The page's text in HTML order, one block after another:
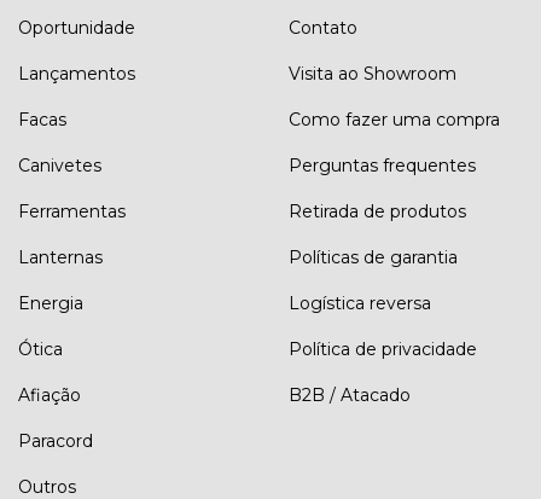
Oportunidade
Lançamentos
Facas
Canivetes
Ferramentas
Lanternas
Energia
Ótica
Afiação
Paracord
Outros
Contato
Visita ao Showroom
Como fazer uma compra
Perguntas frequentes
Retirada de produtos
Políticas de garantia
Logística reversa
Política de privacidade
B2B / Atacado